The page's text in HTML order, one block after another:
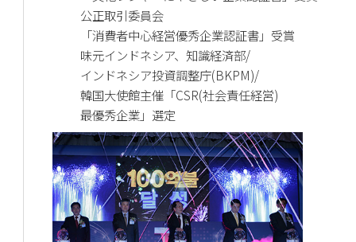
公正取引委員会
「消費者中心経営優秀企業認証書」受賞
味元インドネシア、知識経済部/
インドネシア投資調整庁(BKPM)/
韓国大使館主催「CSR(社会責任経営)
最優秀企業」選定